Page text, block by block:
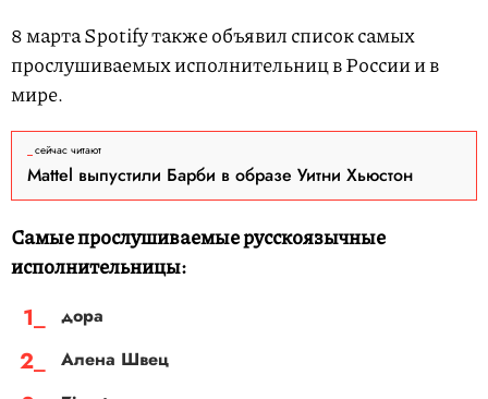
8 марта Spotify также объявил список самых
прослушиваемых исполнительниц в России и в
мире.
сейчас читают
Mattel выпустили Барби в образе Уитни Хьюстон
Самые прослушиваемые русскоязычные
исполнительницы:
дора
Алена Швец